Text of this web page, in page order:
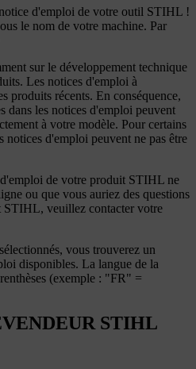
d'emploi de votre outil STIHL !
le nom de votre machine. Par
sur le développement technique
Les notices d'emploi à
produits récents. En conséquence,
dans les notices d'emploi peuvent
à votre modèle. Pour certains
notices d'emploi peuvent ne pas être
de votre produit STIHL ne
ou que vous auriez des questions
STIHL, veuillez contacter votre
vous trouverez un
disponibles. La langue de la
(exemple : "FR" =
STIHL